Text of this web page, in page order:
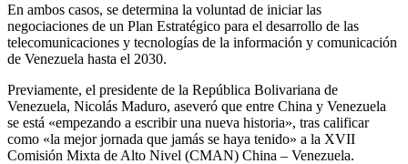
En ambos casos, se determina la voluntad de iniciar las
negociaciones de un Plan Estratégico para el desarrollo de las
telecomunicaciones y tecnologías de la información y comunicación
de Venezuela hasta el 2030.
Previamente, el presidente de la República Bolivariana de
Venezuela, Nicolás Maduro, aseveró que entre China y Venezuela
se está «empezando a escribir una nueva historia», tras calificar
como «la mejor jornada que jamás se haya tenido» a la XVII
Comisión Mixta de Alto Nivel (CMAN) China – Venezuela.